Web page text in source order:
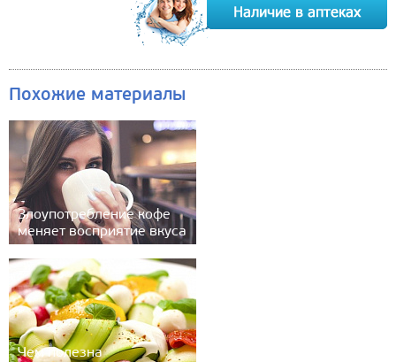
Похожие материалы
Злоупотребление кофе
меняет восприятие вкуса
Чем полезна